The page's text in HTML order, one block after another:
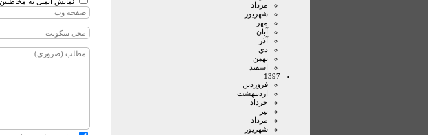
مرداد
شهريور
مهر
آبان
آذر
دي
بهمن
اسفند
1397
فروردين
ارديبهشت
خرداد
تير
مرداد
شهريور